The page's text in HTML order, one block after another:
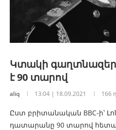
Կտակի
է 90 տարով
aliq 13:04 | 18.09.2021 166
Ըստ բրիտանական BBC-ի՝
դատարանը 90 տարով